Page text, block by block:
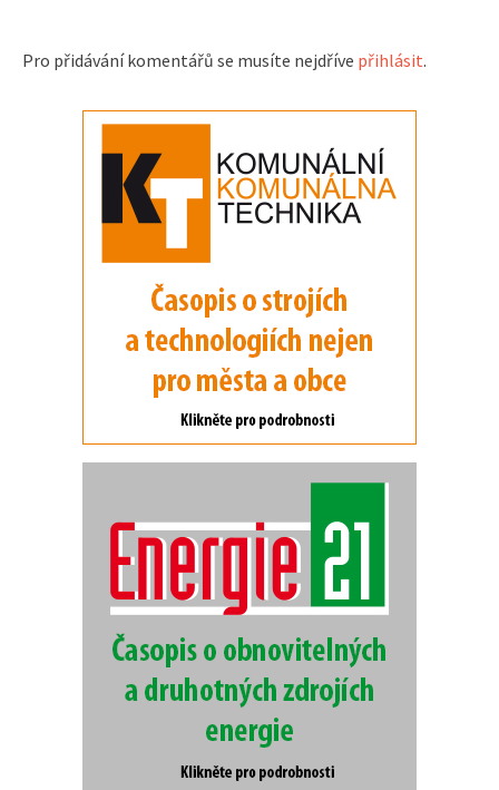
Pro přidávání komentářů se musíte nejdříve přihlásit.